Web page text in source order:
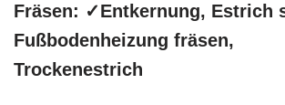
Fräsen: ✓Entkernung, Estrich
Fußbodenheizung fräsen,
Trockenestrich